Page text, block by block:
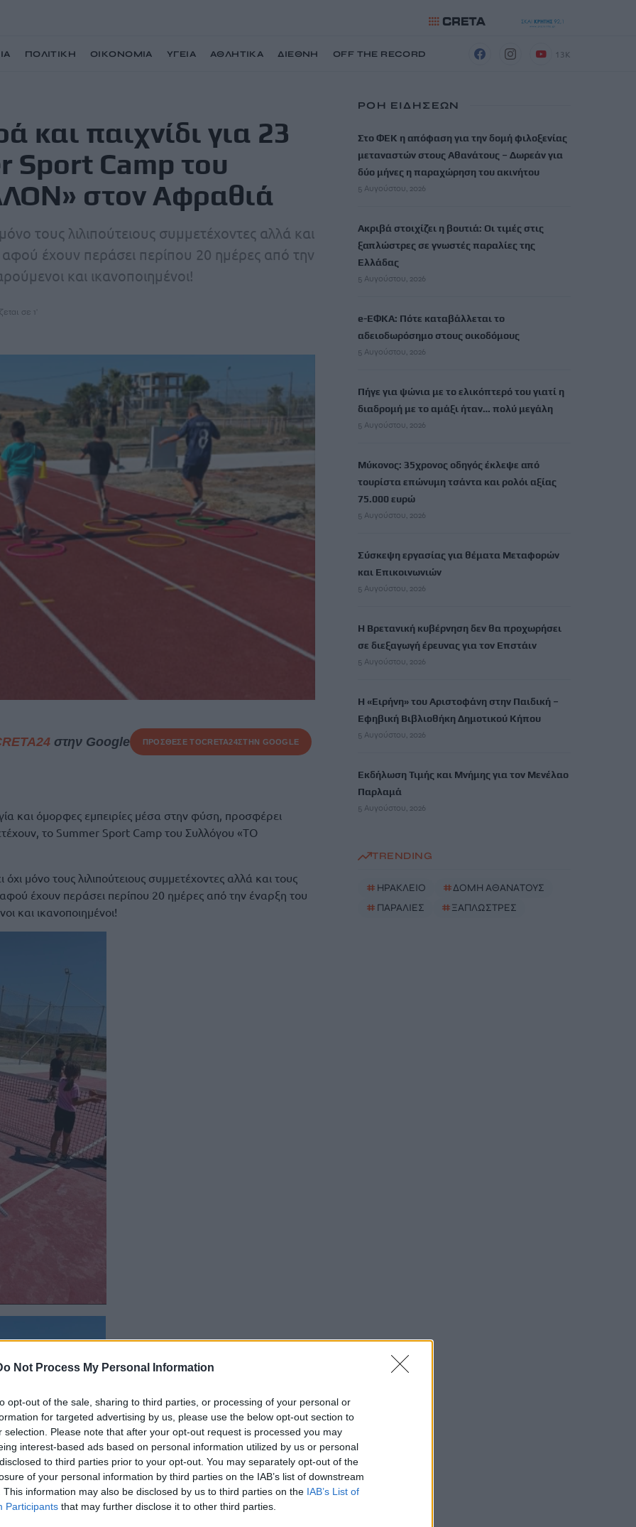
Not Process My Personal Information
opt-out of the sale, sharing to third parties, or processing of your personal or
for targeted advertising by us, please use the below opt-out section to
selection. Please note that after your opt-out request is processed you may
interest-based ads based on personal information utilized by us or personal
to third parties prior to your opt-out. You may separately opt-out of the
of your personal information by third parties on the IAB’s list of downstream
This information may also be disclosed by us to third parties on the IAB’s List of
Participants that may further disclose it to other third parties.
ΠΟΛΙΤΙΚΗ ΟΙΚΟΝΟΜΙΑ ΥΓΕΙΑ ΑΘΛΗΤΙΚΑ ΔΙΕΘΝΗ OFF THE RECORD 13K
στο Summer Sport Camp του Συλλόγου «ΤΟ ΜΕΛΛΟΝ» στον Αφραθιά
και παιχνίδι για 23
Sport Camp του
στον Αφραθιά
τους λιλιπούτειους συμμετέχοντες αλλά και
αφού έχουν περάσει περίπου 20 ημέρες από την
και ικανοποιημένοι!
σε 1'
στην Google ΠΡΟΣΘΕΣΕ ΤΟCRETA24ΣΤΗΝ GOOGLE
και όμορφες εμπειρίες μέσα στην φύση, προσφέρει
το Summer Sport Camp του Συλλόγου «ΤΟ
μόνο τους λιλιπούτειους συμμετέχοντες αλλά και τους
έχουν περάσει περίπου 20 ημέρες από την έναρξη του
και ικανοποιημένοι!
ΡΟΗ ΕΙΔΗΣΕΩΝ
Στο ΦΕΚ η απόφαση για την δομή φιλοξενίας
μεταναστών στους Αθανάτους – Δωρεάν για
δύο μήνες η παραχώρηση του ακινήτου
5 Αυγούστου, 2026
Ακριβά στοιχίζει η βουτιά: Οι τιμές στις
ξαπλώστρες σε γνωστές παραλίες της
Ελλάδας
5 Αυγούστου, 2026
e-ΕΦΚΑ: Πότε καταβάλλεται το
αδειοδωρόσημο στους οικοδόμους
5 Αυγούστου, 2026
Πήγε για ψώνια με το ελικόπτερό του γιατί η
διαδρομή με το αμάξι ήταν… πολύ μεγάλη
5 Αυγούστου, 2026
Μύκονος: 35χρονος οδηγός έκλεψε από
τουρίστα επώνυμη τσάντα και ρολόι αξίας
75.000 ευρώ
5 Αυγούστου, 2026
Σύσκεψη εργασίας για θέματα Μεταφορών
και Επικοινωνιών
5 Αυγούστου, 2026
Η Βρετανική κυβέρνηση δεν θα προχωρήσει
σε διεξαγωγή έρευνας για τον Επστάιν
5 Αυγούστου, 2026
Η «Ειρήνη» του Αριστοφάνη στην Παιδική –
Εφηβική Βιβλιοθήκη Δημοτικού Κήπου
5 Αυγούστου, 2026
Εκδήλωση Τιμής και Μνήμης για τον Μενέλαο
Παρλαμά
5 Αυγούστου, 2026
TRENDING
# ΗΡΑΚΛΕΙΟ #ΔΟΜΗ ΑΘΑΝΑΤΟΥΣ
# ΠΑΡΑΛΙΕΣ #ΞΑΠΛΩΣΤΡΕΣ